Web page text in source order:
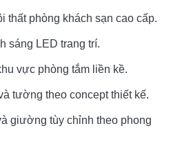
thất phòng khách sạn cao cấp.
sáng LED trang trí.
vực phòng tắm liền kề.
tường theo concept thiết kế.
giường tùy chỉnh theo phong